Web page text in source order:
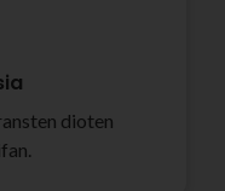
dioten